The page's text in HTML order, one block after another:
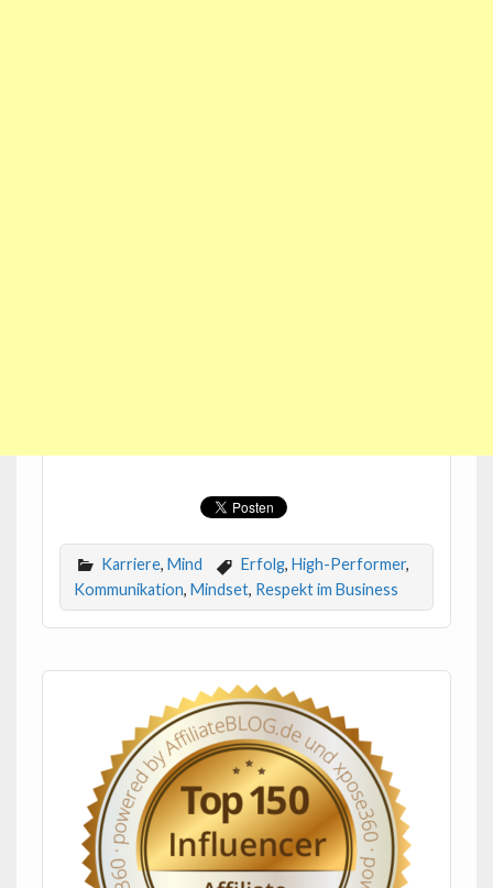
Karriere, Mind Erfolg, High-Performer,
Kommunikation, Mindset, Respekt im Business